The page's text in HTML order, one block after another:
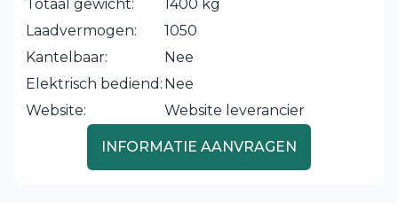
Totaal gewicht:
1400 kg
Laadvermogen:
1050
Kantelbaar:
Nee
Elektrisch bediend: Nee
Website:
Website leverancier
INFORMATIE AANVRAGEN